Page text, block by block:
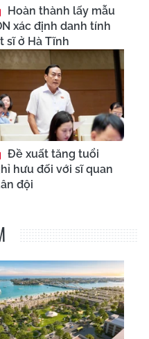
Hoàn thành lấy mẫu
xác định danh tính
sĩ ở Hà Tĩnh
Đề xuất tăng tuổi
hưu đối với sĩ quan
đội